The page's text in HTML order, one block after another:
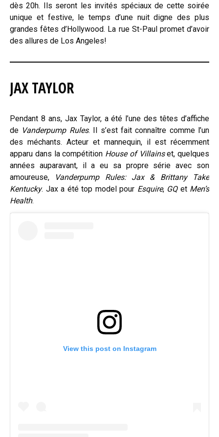
dès 20h. Ils seront les invités spéciaux de cette soirée
unique et festive, le temps d’une nuit digne des plus
grandes fêtes d’Hollywood. La rue St-Paul promet d’avoir
des allures de Los Angeles!
JAX TAYLOR
Pendant 8 ans, Jax Taylor, a été l’une des têtes d’affiche
de Vanderpump Rules. Il s’est fait connaître comme l’un
des méchants. Acteur et mannequin, il est récemment
apparu dans la compétition House of Villainset, quelques
années auparavant, il a eu sa propre série avec son
amoureuse,
Vanderpump Rules: Jax & Brittany Take
Kentucky. Jax a été top model pour Esquire, GQet Men’s
Health.
View this post on Instagram